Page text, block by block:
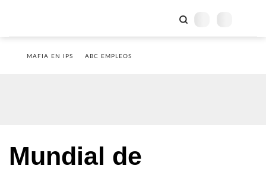
MAFIA EN IPS ABC EMPLEOS
Mundial de